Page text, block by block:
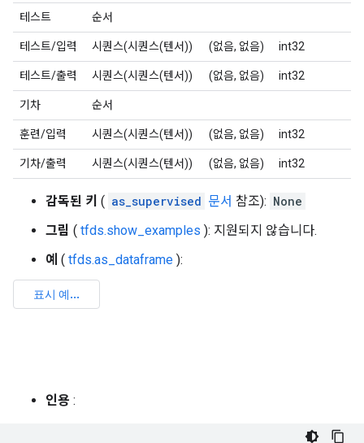
테스트 순서
테스트/입력 시퀀스(시퀀스(텐서)) (없음, 없음) int32
테스트/출력 시퀀스(시퀀스(텐서)) (없음, 없음) int32
기차 순서
훈련/입력 시퀀스(시퀀스(텐서)) (없음, 없음) int32
기차/출력 시퀀스(시퀀스(텐서)) (없음, 없음) int32
감독된 키 ( as_supervised 문서 참조): None
그림 ( tfds.show_examples ): 지원되지 않습니다.
예 ( tfds.as_dataframe ):
인용 :